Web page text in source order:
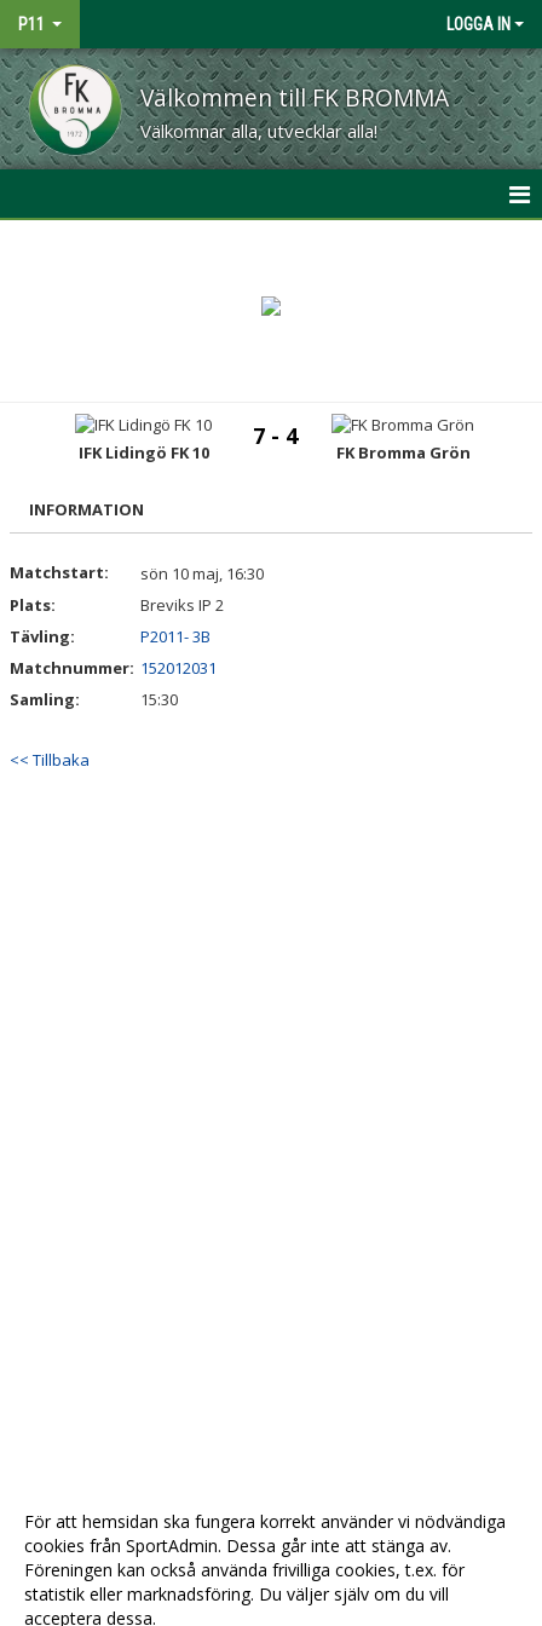
P11 LOGGA IN
Välkommen till FK BROMMA
Välkomnar alla, utvecklar alla!
TRUPPEN
BILDGALLERI
KONTAKT
IFK Lidingö FK 10
7 - 4
FK Bromma Grön
INFORMATION
Matchstart:
sön 10 maj, 16:30
Plats:
Breviks IP 2
Tävling:
P2011- 3B
Matchnummer: 152012031
Samling:
15:30
<< Tillbaka
För att hemsidan ska fungera korrekt använder vi nödvändiga
cookies från SportAdmin. Dessa går inte att stänga av.
Föreningen kan också använda frivilliga cookies, t.ex. för
statistik eller marknadsföring. Du väljer själv om du vill
acceptera dessa.